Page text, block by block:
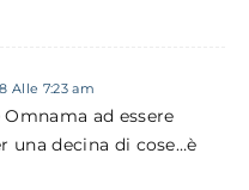
Alle 7:23 am
ad essere
una decina di cose…è